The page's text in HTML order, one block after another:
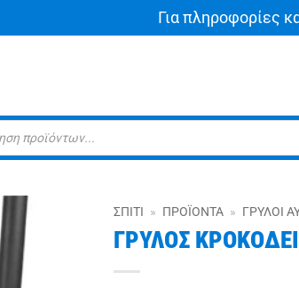
Για πληροφορίες
ΣΠΊΤΙ » ΠΡΟΪΌΝΤΑ » ΓΡΎΛΟΙ
ΓΡΥΛΟΣ